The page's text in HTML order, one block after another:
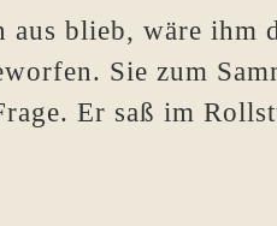
aus blieb, wäre ihm
Sie zum
Er saß im